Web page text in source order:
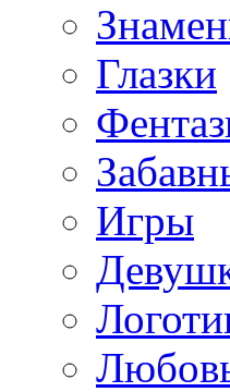
Глазки
Игры